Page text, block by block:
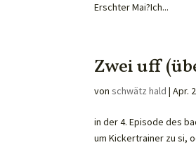
Erschter Mai?Ich...
Zwei uff
vonschwätz hald |Apr.
in der 4. Episode des
um Kickertrainer zu si,